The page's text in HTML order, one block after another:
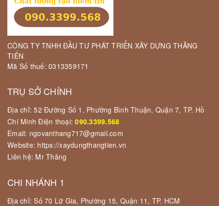
CÔNG TY TNHH ĐẦU TƯ PHÁT TRIỂN XÂY DỰNG THĂNG
TIẾN
Mã Số thuế: 0313359171
TRỤ SỞ CHÍNH
Địa chỉ: 52 Đường Số 1, Phường Bình Thuận, Quận 7, TP. Hồ
Chí Minh Điện thoại:090.3399.568
Email: ngovanthang717@gmail.com
Website: https://xaydungthangtien.vn
Liên hệ: Mr Thăng
CHI NHÁNH 1
Địa chỉ: Số 70 Lữ Gia, Phường 15, Quận 11, TP. HCM